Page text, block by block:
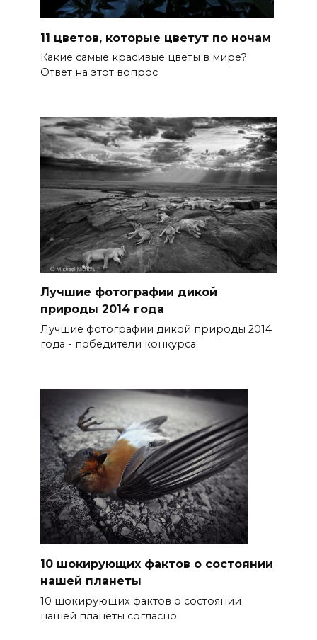
11 цветов, которые цветут по ночам
Какие самые красивые цветы в мире?
Ответ на этот вопрос
Лучшие фотографии дикой
природы 2014 года
Лучшие фотографии дикой природы 2014
года - победители конкурса.
10 шокирующих фактов о состоянии
нашей планеты
10 шокирующих фактов о состоянии
нашей планеты согласно